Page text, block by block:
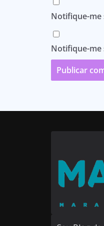
Notifique-me
Notifique-me